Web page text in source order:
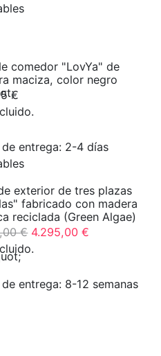
comedor "LovYa" de
maciza, color negro
€
entrega: 2-4 días
exterior de tres plazas
fabricado con madera
reciclada (Green Algae)
€ El
precio
era:
4.295,00€
es:
entrega: 8-12 semanas